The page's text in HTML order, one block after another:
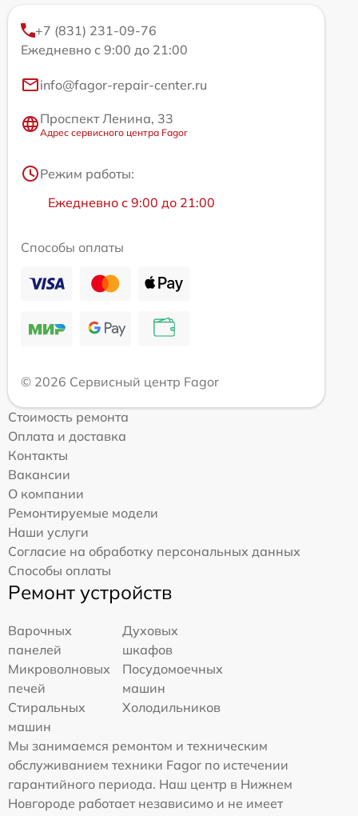
+7 (831) 231-09-76
Ежедневно с 9:00 до 21:00
info@fagor-repair-center.ru
Проспект Ленина, 33
Адрес сервисного центра Fagor
Режим работы:
Ежедневно с 9:00 до 21:00
Способы оплаты
© 2026 Сервисный центр Fagor
Стоимость ремонта
Оплата и доставка
Контакты
Вакансии
О компании
Ремонтируемые модели
Наши услуги
Согласие на обработку персональных данных
Способы оплаты
Ремонт устройств
Варочных
панелей
Духовых
шкафов
Микроволновых
печей
Посудомоечных
машин
Стиральных
машин
Холодильников
Мы занимаемся ремонтом и техническим
обслуживанием техники Fagor по истечении
гарантийного периода. Наш центр в Нижнем
Новгороде работает независимо и не имеет